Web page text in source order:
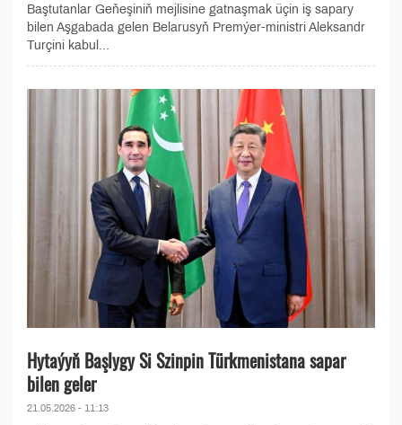
Baştutanlar Geňeşiniň mejlisine gatnaşmak üçin iş sapary
bilen Aşgabada gelen Belarusyň Premýer-ministri Aleksandr
Turçini kabul...
Hytaýyň Başlygy Si Szinpin Türkmenistana sapar
bilen geler
21.05.2026 - 11:13